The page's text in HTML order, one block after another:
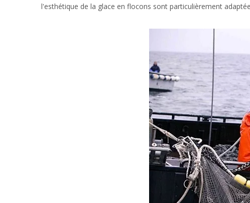
l'esthétique de la glace en flocons sont particulièrement